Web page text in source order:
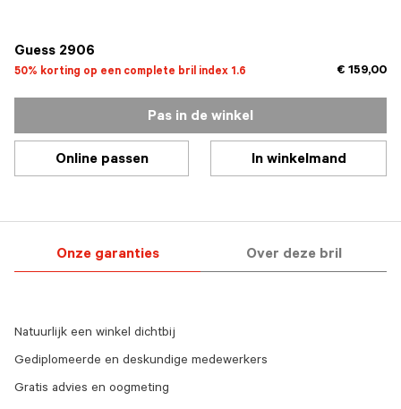
Guess 2906
50% korting op een complete bril index 1.6 € 159,00
Pas in de winkel
Online passen In winkelmand
Onze garanties Over deze bril
Natuurlijk een winkel dichtbij
Gediplomeerde en deskundige medewerkers
Gratis advies en oogmeting